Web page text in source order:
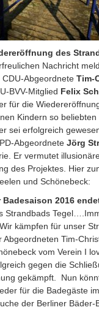
des
Nachricht
Abgeordnete Tim-
BVV-Mitglied Felix
für die
Kindern so
sei erfolgreich
AbgeordneteJörg
Er vermutet
des Projektes. Hier
und Schönebeck:
Badesaison 2016
Strandbads
kämpfen für unser
Abgeordneten Tim-
vom Verein I
gegen die
gekämpft. Nun
für die Badegäste
der Berliner Bäder-